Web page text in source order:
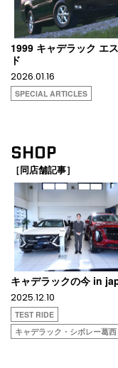
1999 キャデラック エ
ド
2026.01.16
SPECIAL ARTICLES
SHOP
［同店舗記事］
キャデラックの今 in
2025.12.10
TEST RIDE
キャデラック・シボレー葛西